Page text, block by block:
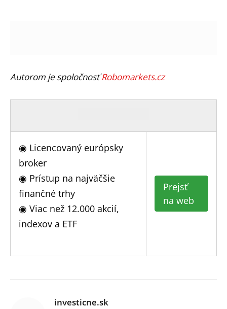
Autorom je spoločnosťRobomarkets.cz
◉ Licencovaný európsky
broker
◉ Prístup na najväčšie
finančné trhy
◉ Viac než 12.000 akcií,
indexov a ETF
Prejsť
na web
investicne.sk